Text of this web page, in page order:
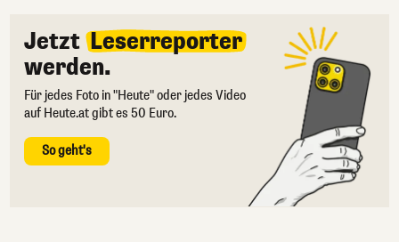
Jetzt Leserreporter
werden.
Für jedes Foto in "Heute" oder jedes Video
auf Heute.at gibt es 50 Euro.
So geht's